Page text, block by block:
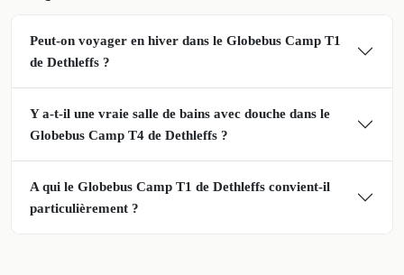
Peut-on voyager en hiver dans le Globebus Camp T1
de Dethleffs ?
Y a-t-il une vraie salle de bains avec douche dans le
Globebus Camp T4 de Dethleffs ?
A qui le Globebus Camp T1 de Dethleffs convient-il
particulièrement ?